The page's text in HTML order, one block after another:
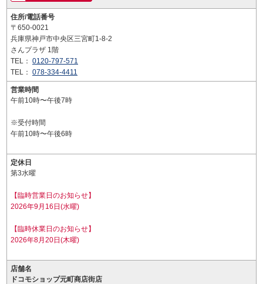
住所/電話番号
〒650-0021
兵庫県神戸市中央区三宮町1-8-2
さんプラザ 1階
TEL： 0120-797-571
TEL： 078-334-4411
営業時間
午前10時〜午後7時
※受付時間
午前10時〜午後6時
定休日
第3水曜
【臨時営業日のお知らせ】
2026年9月16日(水曜)
【臨時休業日のお知らせ】
2026年8月20日(木曜)
店舗名
ドコモショップ元町商店街店